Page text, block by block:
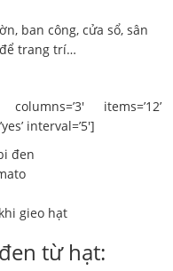
ban công, cửa sổ, sân
trang trí…
items=’12’
interval=’5′]
đen
gieo hạt
từ hạt: